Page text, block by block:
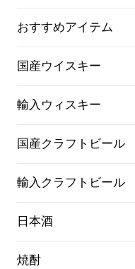
おすすめアイテム
国産ウイスキー
輸入ウィスキー
国産クラフトビール
輸入クラフトビール
日本酒
焼酎